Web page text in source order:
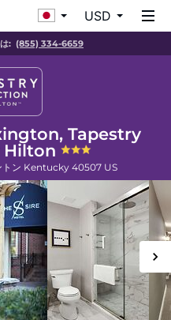
USD
: (855) 334-6659
Tapestry
Hilton
トン Kentucky 40507 US